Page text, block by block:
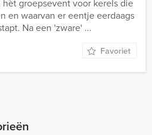
groepsevent voor kerels die
en waarvan er eentje eerdaags
Na een 'zware' ...
Favoriet